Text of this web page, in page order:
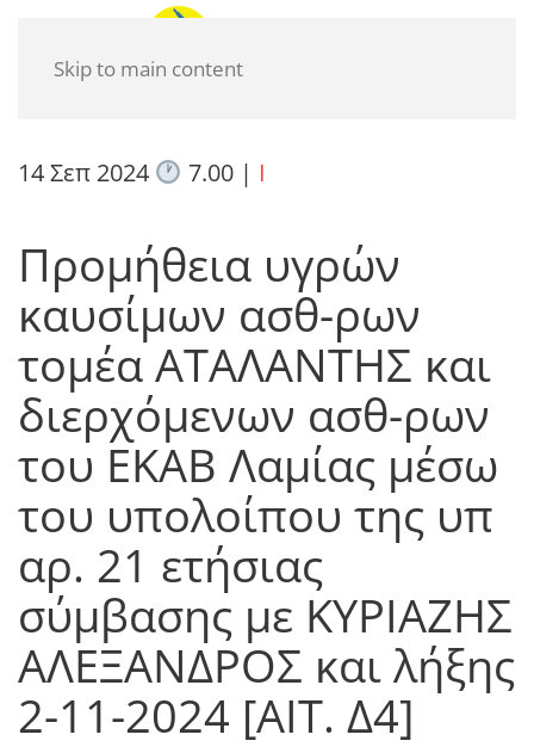
Skip to main content
14 Σεπ 2024 7.00| I
Προμήθεια υγρών
καυσίμων ασθ-ρων
τομέα ΑΤΑΛΑΝΤΗΣ και
διερχόμενων ασθ-ρων
του ΕΚΑΒ Λαμίας μέσω
του υπολοίπου της υπ
αρ. 21 ετήσιας
σύμβασης με ΚΥΡΙΑΖΗΣ
ΑΛΕΞΑΝΔΡΟΣ και λήξης
2-11-2024 [ΑΙΤ. Δ4]